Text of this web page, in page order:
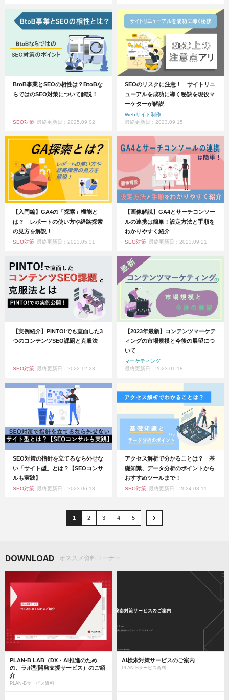
BtoB事業とSEOの相性は？BtoBな
らではのSEO対策について解説！
SEO対策 最終更新日：2025.09.02
SEOのリスクに注意！ サイトリニ
ューアルを成功に導く秘訣を現役マ
ーケターが解説
Webサイト制作
最終更新日：2023.09.15
【入門編】GA4の「探索」機能と
は？ レポートの使い方や経路探索
の見方を解説！
SEO対策 最終更新日：2023.05.31
【画像解説】GA4とサーチコンソー
ルの連携は簡単！設定方法と手順を
わかりやすく紹介
SEO対策 最終更新日：2023.09.21
【実例紹介】PINTO!でも直面した3
つのコンテンツSEO課題と克服法
SEO対策 最終更新日：2022.12.23
【2023年最新】コンテンツマーケテ
ィングの市場規模と今後の展望につ
いて
マーケティング
最終更新日：2023.01.18
SEO対策の指針を立てるなら外せな
い「サイト型」とは？【SEOコンサ
ルも実践】
SEO対策 最終更新日：2023.06.18
アクセス解析で分かることは？ 基
礎知識、データ分析のポイントから
おすすめツールまで！
SEO対策 最終更新日：2024.03.11
1 2 3 4 5
DOWNLOAD オススメ資料コーナー
PLAN-B LAB（DX・AI推進のため
の、ラボ型開発支援サービス）のご紹
介
PLAN-Bサービス資料
AI検索対策サービスのご案内
PLAN-Bサービス資料